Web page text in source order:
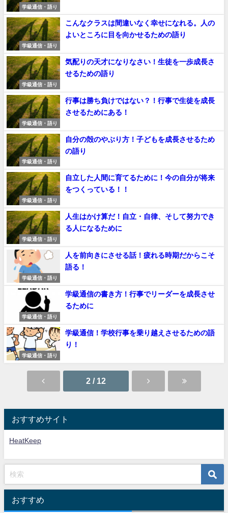
学級通信・語り
学級通信・語り
こんなクラスは間違いなく幸せになれる。人の
よいところに目を向かせるための語り
学級通信・語り
気配りの天才になりなさい！生徒を一歩成長さ
せるための語り
学級通信・語り
行事は勝ち負けではない？！行事で生徒を成長
させるためにある！
学級通信・語り
自分の殻のやぶり方！子どもを成長させるため
の語り
学級通信・語り
自立した人間に育てるために！今の自分が将来
をつくっている！！
学級通信・語り
人生はかけ算だ！自立・自律、そして努力でき
る人になるために
学級通信・語り
人を前向きにさせる話！疲れる時期だからこそ
語る！
学級通信・語り
学級通信の書き方！行事でリーダーを成長させ
るために
学級通信・語り
学級通信！学校行事を乗り越えさせるための語
り！
2 / 12
おすすめサイト
HeatKeep
おすすめ